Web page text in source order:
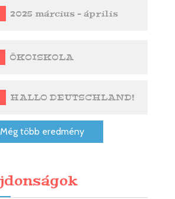
2025 március - április
ÖKOISKOLA
HALLO DEUTSCHLAND!
Még több eredmény